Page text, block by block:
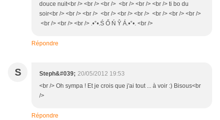
douce nuit<br /> <br /> <br /> <br /> <br /> <br /> ti bo du
soir<br /> <br /> <br /> <br /> <br /> <br /> <br /> <br /> <br />
<br /> <br /> <br /> .•°•.Ś Ő Ń Ŷ Á.•°•. <br />
Répondre
S Steph&#039; 20/05/2012 19:53
<br /> Oh sympa ! Et je crois que j'ai tout ... à voir :) Bisous<br
/>
Répondre